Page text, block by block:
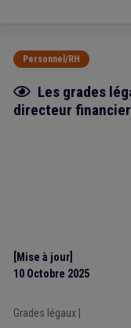
Personnel/RH
Fiche focus
Les grades
directeur financier
[Mise à jour]
10 Octobre 2025
Grades légaux|